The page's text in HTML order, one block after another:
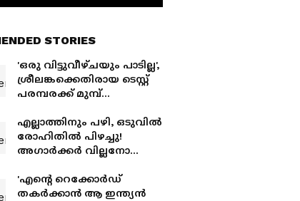
STORIES
'ഒരു വിട്ടുവീഴ്ചയും പാടില്ല',
ശ്രീലങ്കക്കെതിരായ ടെസ്റ്റ്
പരമ്പരക്ക് മുമ്പ്
മുന്നറിയിപ്പുമായി ഗൗതം
ഗംഭീർ
എല്ലാത്തിനും പഴി, ഒടുവില്‍
രോഹിതില്‍ പിഴച്ചു!
അഗാര്‍ക്കർ വില്ലനോ
'എന്‍റെ റെക്കോർഡ്
തകർക്കാൻ ആ ഇന്ത്യൻ